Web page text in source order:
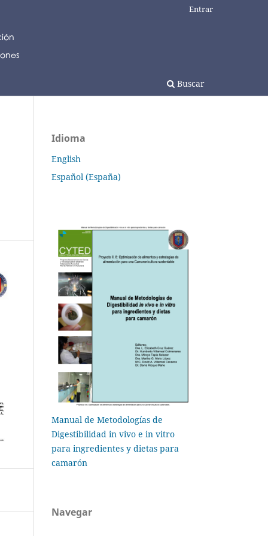
Buscar
Entrar
Idioma
English
Español (España)
Manual de Metodologías de
Digestibilidad in vivo e in vitro
para ingredientes y dietas para
camarón
Navegar